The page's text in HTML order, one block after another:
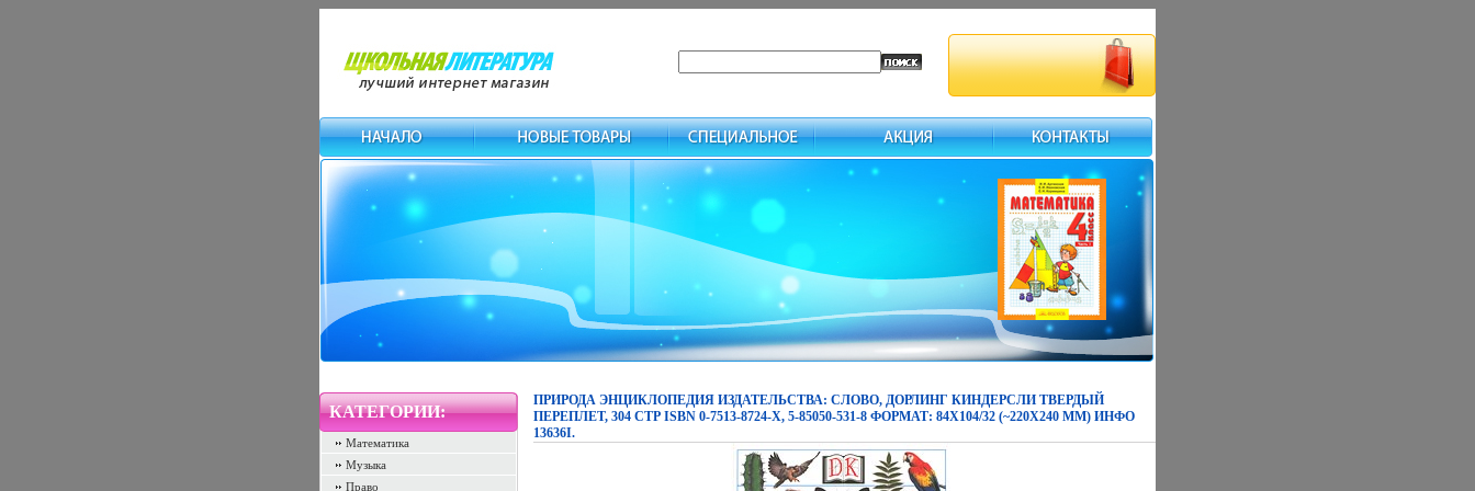
КАТЕГОРИИ:
Математика
Музыка
Право
ПРИРОДА ЭНЦИКЛОПЕДИЯ ИЗДАТЕЛЬСТВА: СЛОВО, ДОРЛИНГ КИНДЕРСЛИ ТВЕРДЫЙ
ПЕРЕПЛЕТ, 304 СТР ISBN 0-7513-8724-Х, 5-85050-531-8 ФОРМАТ: 84X104/32 (~220X240 ММ) ИНФО
13636I.